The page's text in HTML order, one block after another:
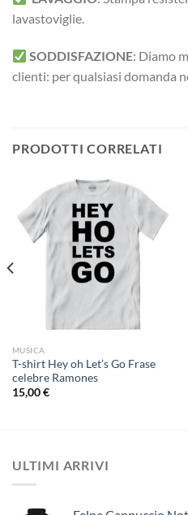
lavastoviglie.
SODDISFAZIONE: Diamo
clienti: per qualsiasi domanda
PRODOTTI CORRELATI
MUSICA
T-shirt Hey oh Let’s Go Frase
celebre Ramones
15,00€
ULTIMI ARRIVI